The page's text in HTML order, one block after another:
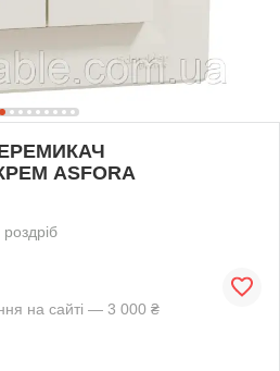
ASFORA
роздріб
на сайті — 3 000 ₴